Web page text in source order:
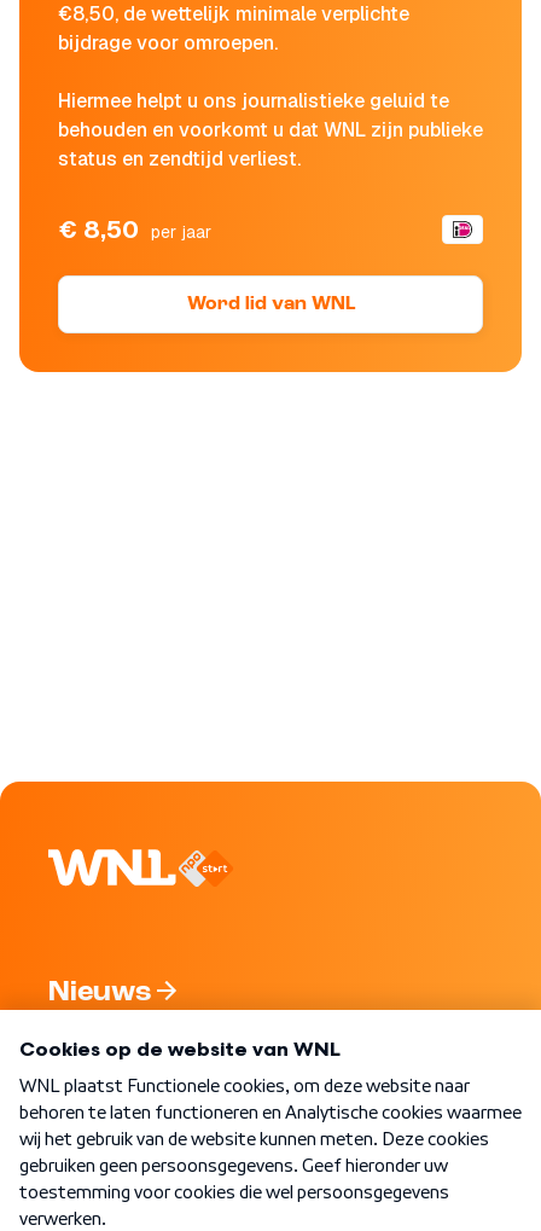
€8,50, de wettelijk minimale verplichte
bijdrage voor omroepen.
Hiermee helpt u ons journalistieke geluid te
behouden en voorkomt u dat WNL zijn publieke
status en zendtijd verliest.
€ 8,50 per jaar
Word lid van WNL
Nieuws
Nieuwsbrief
Word Lid